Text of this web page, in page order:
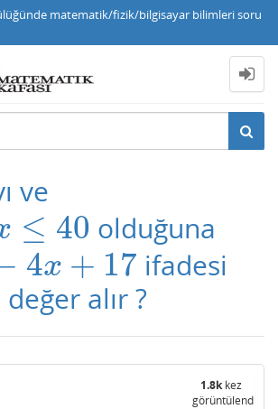
matematik/fizik/bilgisayar bilimleri soru
ve
≤ 40 olduğuna
4x + 17
x +17
ifadesi
alır ?
1.8kkez
görüntülendi